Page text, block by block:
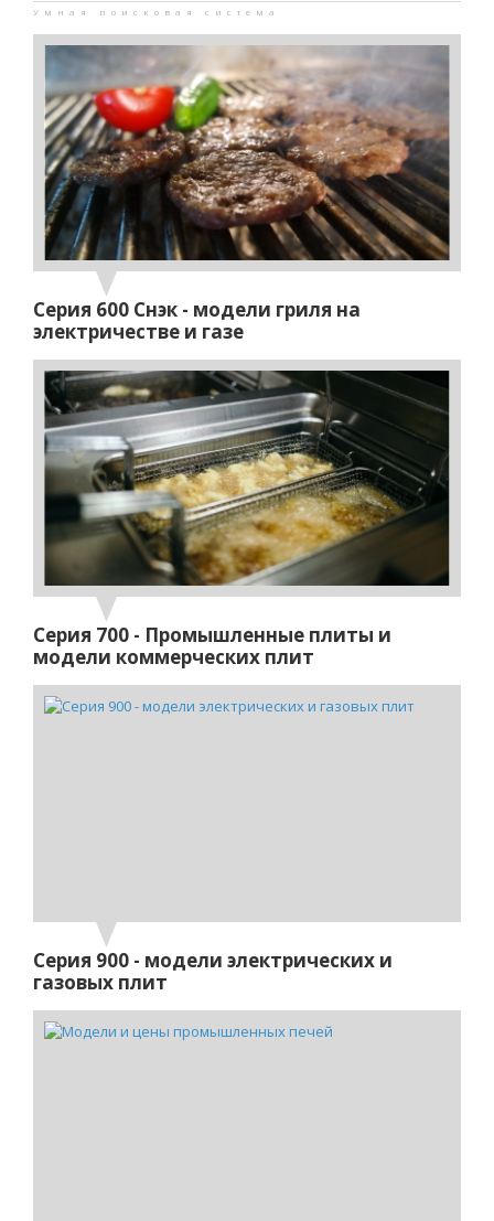
Умная поисковая система
Серия 600 Снэк - модели гриля на
электричестве и газе
Серия 700 - Промышленные плиты и
модели коммерческих плит
Серия 900 - модели электрических и
газовых плит